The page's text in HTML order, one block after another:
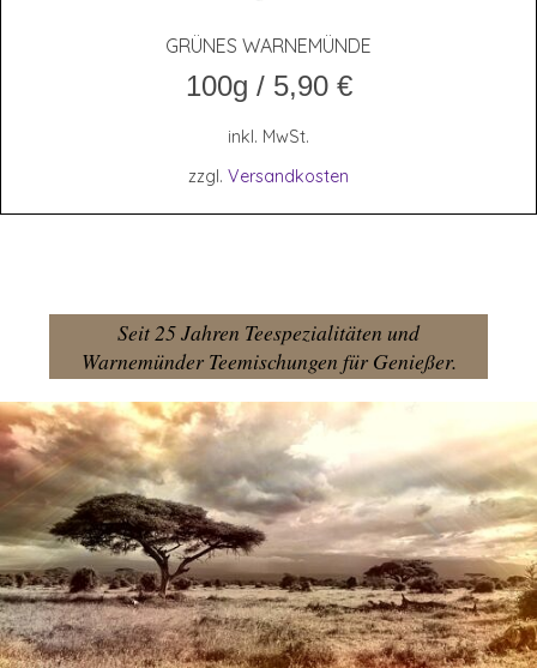
GRÜ­NES WARNEMÜNDE
100g / 5,90 €
inkl. MwSt.
zzgl. Versandkosten
Seit 25 Jahren Teespezialitäten und
Warnemünder Teemischungen für Genießer.